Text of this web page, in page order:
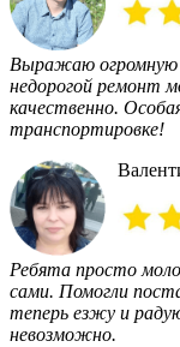
Выражаю огромную
недорогой ремонт
качественно.
транспортировке!
Ребята просто
сами. Помогли
теперь езжу и
невозможно.